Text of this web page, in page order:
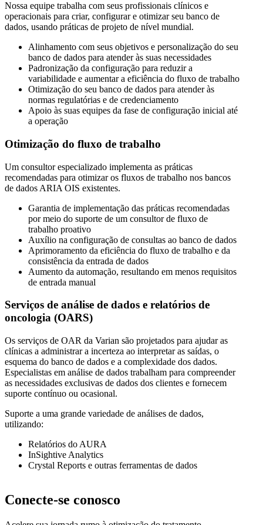
Nossa equipe trabalha com seus profissionais clínicos e
operacionais para criar, configurar e otimizar seu banco de
dados, usando práticas de projeto de nível mundial.
Alinhamento com seus objetivos e personalização do seu
banco de dados para atender às suas necessidades
Padronização da configuração para reduzir a
variabilidade e aumentar a eficiência do fluxo de trabalho
Otimização do seu banco de dados para atender às
normas regulatórias e de credenciamento
Apoio às suas equipes da fase de configuração inicial até
a operação
Otimização do fluxo de trabalho
Um consultor especializado implementa as práticas
recomendadas para otimizar os fluxos de trabalho nos bancos
de dados ARIA OIS existentes.
Garantia de implementação das práticas recomendadas
por meio do suporte de um consultor de fluxo de
trabalho proativo
Auxílio na configuração de consultas ao banco de dados
Aprimoramento da eficiência do fluxo de trabalho e da
consistência da entrada de dados
Aumento da automação, resultando em menos requisitos
de entrada manual
Serviços de análise de dados e relatórios de
oncologia (OARS)
Os serviços de OAR da Varian são projetados para ajudar as
clínicas a administrar a incerteza ao interpretar as saídas, o
esquema do banco de dados e a complexidade dos dados.
Especialistas em análise de dados trabalham para compreender
as necessidades exclusivas de dados dos clientes e fornecem
suporte contínuo ou ocasional.
Suporte a uma grande variedade de análises de dados,
utilizando:
Relatórios do AURA
InSightive Analytics
Crystal Reports e outras ferramentas de dados
Conecte-se conosco